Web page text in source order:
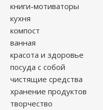
книги-мотиваторы
кухня
компост
ванная
красота и здоровье
посуда с собой
чистящие средства
хранение продуктов
творчество